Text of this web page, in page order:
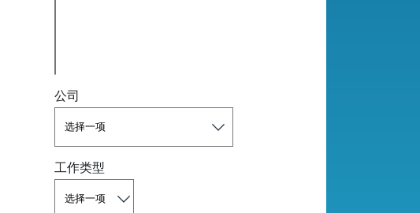
公司
工作类型